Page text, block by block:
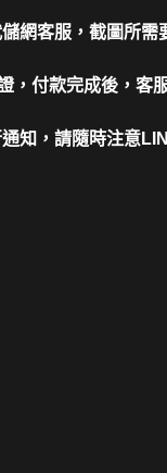
網客服，截圖所需
，付款完成後，客
知，請隨時注意